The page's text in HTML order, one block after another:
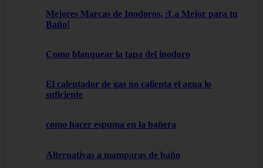
Mejores Marcas de Inodoros, ¡La Mejor para tu
Baño!
Como blanquear la tapa del inodoro
El calentador de gas no calienta el agua lo
suficiente
como hacer espuma en la bañera
Alternativas a mamparas de baño